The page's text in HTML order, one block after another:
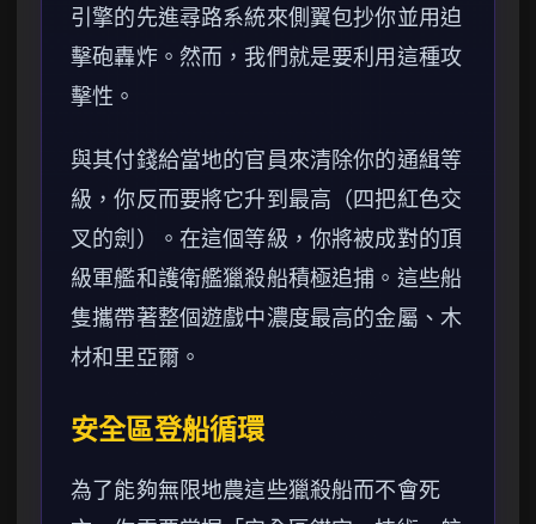
引擎的先進尋路系統來側翼包抄你並用迫
擊砲轟炸。然而，我們就是要利用這種攻
擊性。
與其付錢給當地的官員來清除你的通緝等
級，你反而要將它升到最高（四把紅色交
叉的劍）。在這個等級，你將被成對的頂
級軍艦和護衛艦獵殺船積極追捕。這些船
隻攜帶著整個遊戲中濃度最高的金屬、木
材和里亞爾。
安全區登船循環
為了能夠無限地農這些獵殺船而不會死